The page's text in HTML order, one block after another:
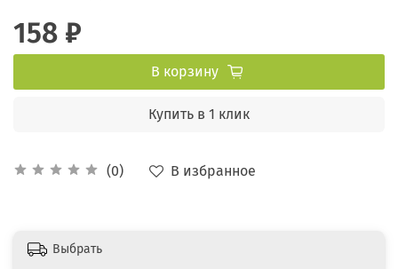
(0) В избранное
158 ₽
В корзину
Купить в 1 клик
Выбрать